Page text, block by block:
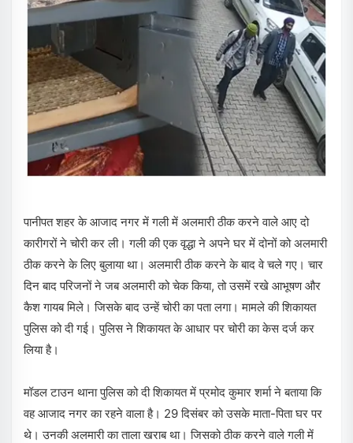
पानीपत शहर के आजाद नगर में गली में अलमारी ठीक करने वाले आए दो
कारीगरों ने चोरी कर ली। गली की एक वृद्धा ने अपने घर में दोनों को अलमारी
ठीक करने के लिए बुलाया था। अलमारी ठीक करने के बाद वे चले गए। चार
दिन बाद परिजनों ने जब अलमारी को चेक किया, तो उसमें रखे आभूषण और
कैश गायब मिले। जिसके बाद उन्हें चोरी का पता लगा। मामले की शिकायत
पुलिस को दी गई। पुलिस ने शिकायत के आधार पर चोरी का केस दर्ज कर
लिया है।
मॉडल टाउन थाना पुलिस को दी शिकायत में प्रमोद कुमार शर्मा ने बताया कि
वह आजाद नगर का रहने वाला है। 29 दिसंबर को उसके माता-पिता घर पर
थे। उनकी अलमारी का ताला खराब था। जिसको ठीक करने वाले गली में